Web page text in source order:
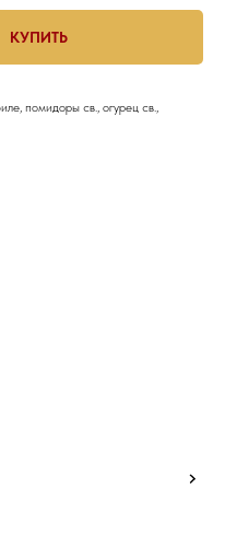
КУПИТЬ
помидоры св., огурец св.,